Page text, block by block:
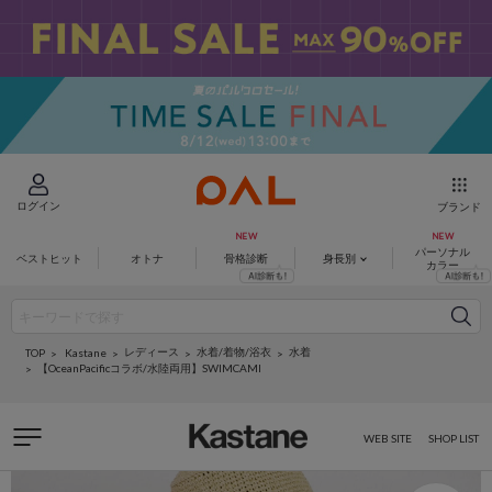
ログイン ブランド
ベストヒット オトナ 骨格診断 身長別
パーソナル
カラー
TOP Kastane レディース 水着/着物/浴衣
水着
【OceanPacificコラボ/水陸両用】SWIMCAMI
WEB SITE SHOP LIST